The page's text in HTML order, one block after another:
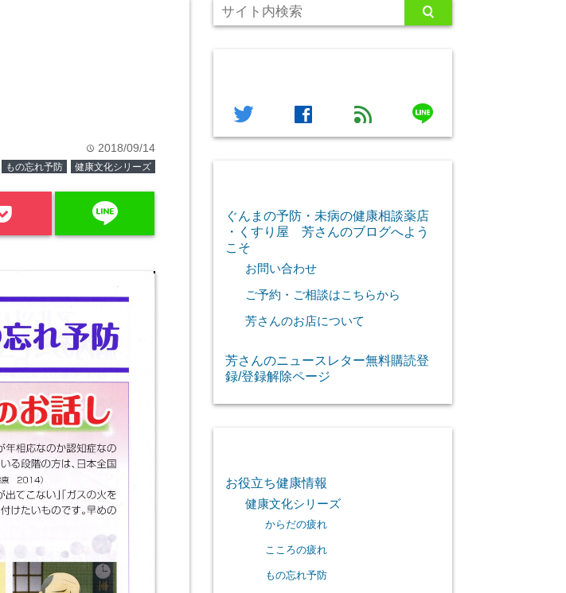
time 2018/09/14
もの忘れ予防 健康文化シリーズ
line
twitter facebook feed line
ぐんまの予防・未病の健康相談薬店
・くすり屋 芳さんのブログへよう
こそ
お問い合わせ
ご予約・ご相談はこちらから
芳さんのお店について
芳さんのニュースレター無料購読登
録/登録解除ページ
お役立ち健康情報
健康文化シリーズ
からだの疲れ
こころの疲れ
もの忘れ予防